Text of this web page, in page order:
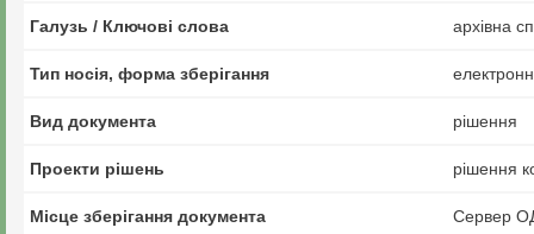
Галузь / Ключові слова архівна
Тип носія, форма зберігання
Вид документа рішення
Проекти рішень рішення
Місце зберігання документа Сервер